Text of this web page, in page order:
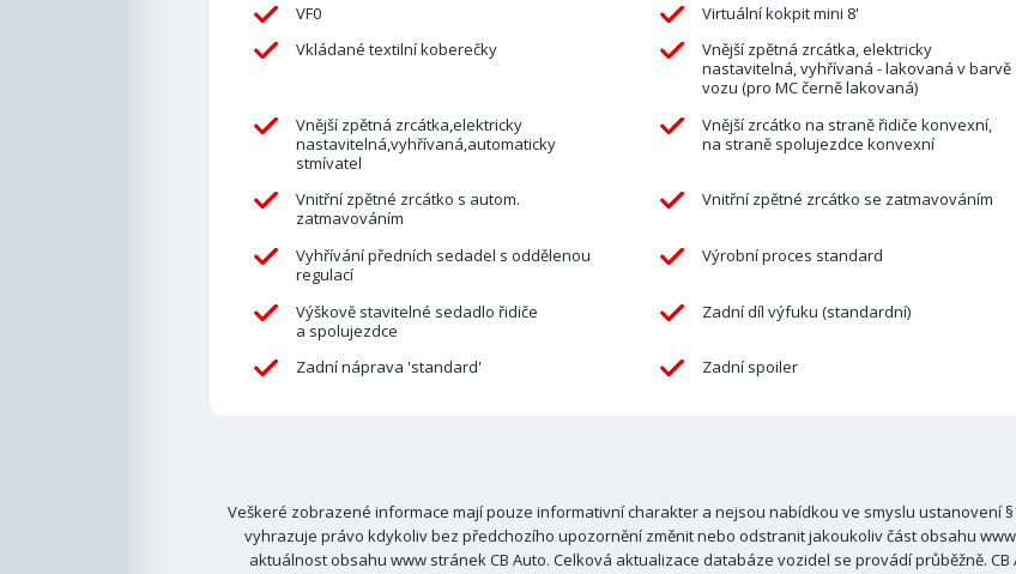
VF0
Virtuální kokpit mini 8'
Vkládané textilní koberečky
Vnější zpětná zrcátka, elektricky
nastavitelná, vyhřívaná - lakovaná v barvě
vozu (pro MC černě lakovaná)
Vnější zpětná zrcátka,elektricky
nastavitelná,vyhřívaná,automaticky
stmívatel
Vnější zrcátko na straně řidiče konvexní,
na straně spolujezdce konvexní
Vnitřní zpětné zrcátko s autom.
zatmavováním
Vnitřní zpětné zrcátko se zatmavováním
Vyhřívání předních sedadel s oddělenou
regulací
Výrobní proces standard
Výškově stavitelné sedadlo řidiče
a spolujezdce
Zadní díl výfuku (standardní)
Zadní náprava 'standard' Zadní spoiler
Veškeré zobrazené informace mají pouze informativní charakter a nejsou nabídkou ve smyslu ustanovení
vyhrazuje právo kdykoliv bez předchozího upozornění změnit nebo odstranit jakoukoliv část obsahu
aktuálnost obsahu www stránek CB Auto. Celková aktualizace databáze vozidel se provádí průběžně.